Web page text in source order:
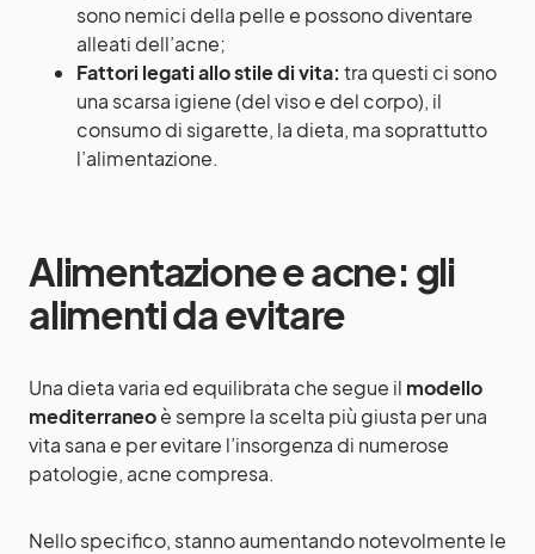
sono nemici della pelle e possono diventare
alleati dell’acne;
Fattori legati allo stile di vita: tra questi ci sono
una scarsa igiene (del viso e del corpo), il
consumo di sigarette, la dieta, ma soprattutto
l’alimentazione.
Alimentazione e acne: gli
alimenti da evitare
Una dieta varia ed equilibrata che segue il modello
mediterraneoè sempre la scelta più giusta per una
vita sana e per evitare l’insorgenza di numerose
patologie, acne compresa.
Nello specifico, stanno aumentando notevolmente le